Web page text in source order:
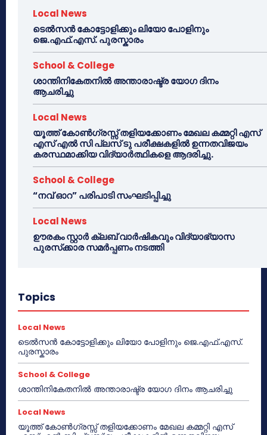
Local News
ടെൽസൻ കോട്ടോളിക്കും ലിയോ പോളിനും
ജെ.എഫ്.എസ്. പുരസ്കാരം
School & College
ശാന്തിനികേതനിൽ അന്താരാഷ്ട്ര യോഗ ദിനം
ആചരിച്ചു
Local News
യൂത്ത് കോൺഗ്രസ്സ് തളിയക്കോണം മേഖല കമ്മറ്റി എസ്
എസ് എൽ സി പ്ലസ് ടു പരീക്ഷകളിൽ ഉന്നതവിജയം
കരസ്ഥമാക്കിയ വിദ്യാർത്ഥികളെ ആദരിച്ചു.
School & College
“നവ് ഓറ” പരിപാടി സംഘടിപ്പിച്ചു
Local News
ഊരകം സ്റ്റാർ ക്ലബ് വാർഷികവും വിദ്യാഭ്യാസ
പുരസ്‌ക്കാര സമർപ്പണം നടത്തി
Topics
Local News
ടെൽസൻ കോട്ടോളിക്കും ലിയോ പോളിനും ജെ.എഫ്.എസ്.
പുരസ്കാരം
School & College
ശാന്തിനികേതനിൽ അന്താരാഷ്ട്ര യോഗ ദിനം ആചരിച്ചു
Local News
യൂത്ത് കോൺഗ്രസ്സ് തളിയക്കോണം മേഖല കമ്മറ്റി എസ്